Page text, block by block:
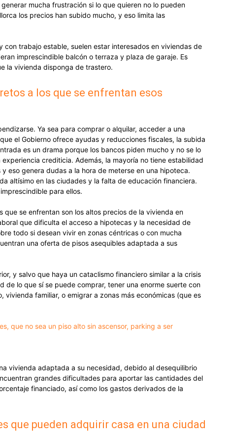
mucha frustración si lo que quieren no lo pueden
los precios han subido mucho, y eso limita las
con trabajo estable, suelen estar interesados en viviendas de
imprescindible balcón o terraza y plaza de garaje. Es
la vivienda disponga de trastero.
a los que se enfrentan esos
Ya sea para comprar o alquilar, acceder a una
el Gobierno ofrece ayudas y reducciones fiscales, la subida
es un drama porque los bancos piden mucho y no se lo
crediticia. Además, la mayoría no tiene estabilidad
eso genera dudas a la hora de meterse en una hipoteca.
altísimo en las ciudades y la falta de educación financiera.
para ellos.
que se enfrentan son los altos precios de la vivienda en
que dificulta el acceso a hipotecas y la necesidad de
todo si desean vivir en zonas céntricas o con mucha
una oferta de pisos asequibles adaptada a sus
y salvo que haya un cataclismo financiero similar a la crisis
de lo que sí se puede comprar, tener una enorme suerte con
vivienda familiar, o emigrar a zonas más económicas (que es
que no sea un piso alto sin ascensor, parking a ser
vivienda adaptada a su necesidad, debido al desequilibrio
grandes dificultades para aportar las cantidades del
financiado, así como los gastos derivados de la
que pueden adquirir casa en una ciudad